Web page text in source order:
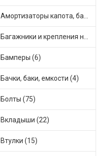
Амортизаторы капота, багажника (6)
Багажники и крепления на крышу (1)
Бамперы (6)
Бачки, баки, емкости (4)
Болты (75)
Вкладыши (22)
Втулки (15)